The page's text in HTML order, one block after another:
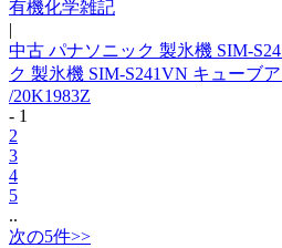
有機化学雑記
|
中古 パナソニック 製氷機 SIM-
ク 製氷機 SIM-S241VN キューブ
/20K1983Z
- 1
2
3
4
5
..
次の5件>>